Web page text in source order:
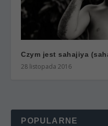
Czym jest sahajiya
28 listopada 2016
POPULARNE